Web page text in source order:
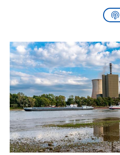
und Kandidaten der anstehenden